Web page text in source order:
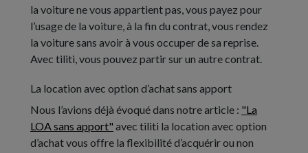
la voiture ne vous appartient pas, vous payez pour
l’usage de la voiture, à la fin du contrat, vous rendez
la voiture sans avoir à vous occuper de sa reprise.
Avec tiliti, vous pouvez partir sur un autre contrat.
La location avec option d’achat sans apport
Nous l’avions déjà évoqué dans notre article : "La
LOA sans apport" avec tiliti la location avec option
d’achat vous offre la flexibilité d’acquérir ou non